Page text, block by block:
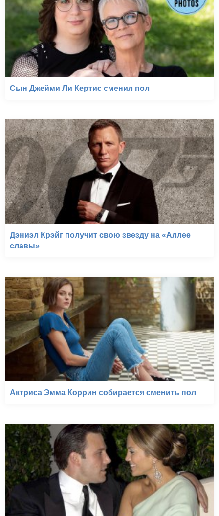
Сын Джейми Ли Кертис сменил пол
Дэниэл Крэйг получит свою звезду на «Аллее
славы»
Актриса Эмма Коррин собирается сменить пол